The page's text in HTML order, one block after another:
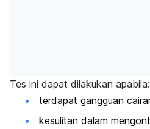
Tes ini dapat dilakukan apabila:
terdapat gangguan
kesulitan dalam